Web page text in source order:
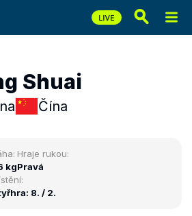
Shuai
Čína
kg
Hraje rukou:
Pravá
8. / 2.